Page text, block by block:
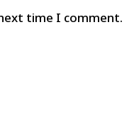
time I comment.